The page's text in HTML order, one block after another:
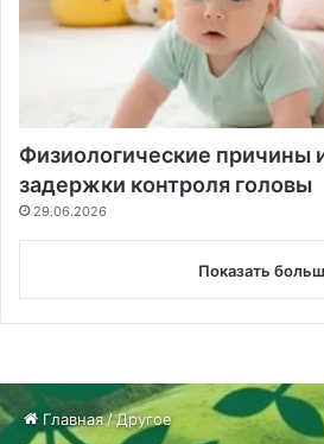
Физиологические причины
задержки контроля головы
29.06.2026
Показать